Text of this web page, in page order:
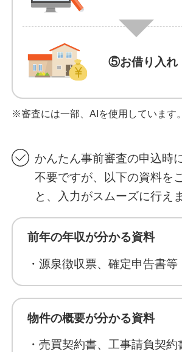
⑤お借り入れ
※審査には一部、AIを使用しています。
かんたん事前審査の申込時
不要ですが、以下の資料を
と、入力がスムーズに行え
前年の年収が分かる資料
・源泉徴収票、確定申告書等
物件の概要が分かる資料
・売買契約書、工事請負契約